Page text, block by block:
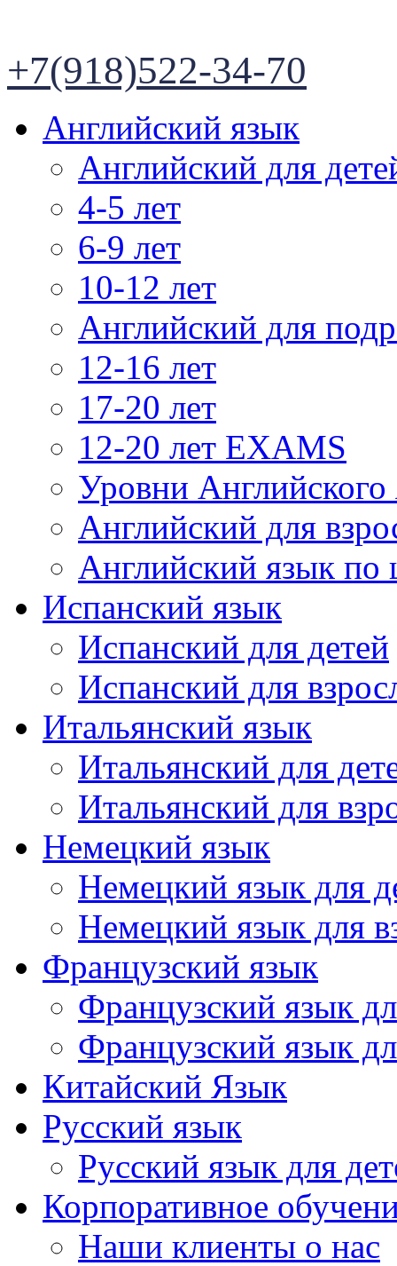
+7(918)522-34-70
Английский язык
Английский для
4-5 лет
6-9 лет
10-12 лет
Английский для
12-16 лет
17-20 лет
12-20 лет EXAMS
Уровни
Английский для
Английский язык
Испанский язык
Испанский для детей
Испанский для
Итальянский язык
Итальянский для
Итальянский для
Немецкий язык
Немецкий язык для
Немецкий язык для
Французский язык
Французский язык
Французский язык
Китайский Язык
Русский язык
Русский язык для
Корпоративное
Наши клиенты о нас